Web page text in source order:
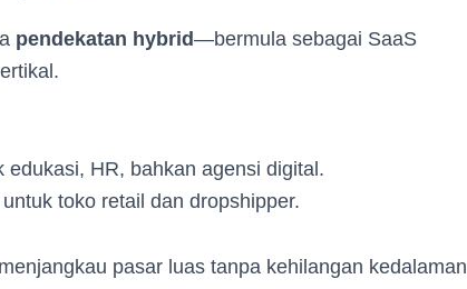
pendekatan hybrid—bermula sebagai SaaS
edukasi, HR, bahkan agensi digital.
toko retail dan dropshipper.
pasar luas tanpa kehilangan kedalaman